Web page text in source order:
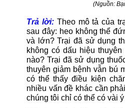
(Nguồn:
Trả lời: Theo mô tả của
sau đây: heo không thể
và lớn? Trại đã sử dụng
không có dấu hiệu
nào? Trại đã sử dụng
thuyên giảm bệnh vẫn bú
có thể thấy điều kiện
nhiều vấn đề khác cần
chúng tôi chỉ có thể có vài